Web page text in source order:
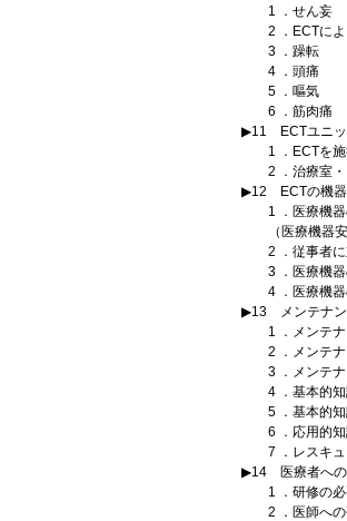
1 ．せん妄
2 ．ECTによ
3 ．躁転
4 ．頭痛
5 ．嘔気
6 ．筋肉痛
▶11 ECTユニッ
1 ．ECTを施
2 ．治療室・
▶12 ECTの機器
1 ．医療機器
（医療機器安
2 ．従事者に
3 ．医療機器
4 ．医療機器
▶13 メンテナン
1 ．メンテナ
2 ．メンテナ
3 ．メンテナ
4 ．基本的知
5 ．基本的知
6 ．応用的知
7 ．レスキュ
▶14 医療者への
1 ．研修の必
2 ．医師への